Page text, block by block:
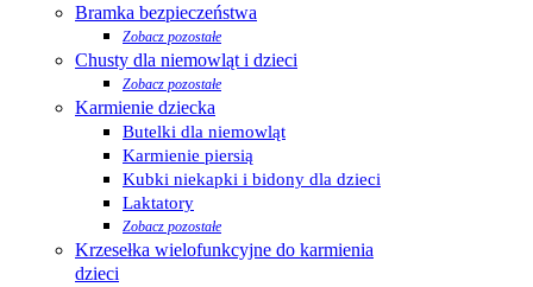
Bramka bezpieczeństwa
Zobacz pozostałe
Chusty dla niemowląt i dzieci
Zobacz pozostałe
Karmienie dziecka
Butelki dla niemowląt
Karmienie piersią
Kubki niekapki i bidony dla dzieci
Laktatory
Zobacz pozostałe
Krzesełka wielofunkcyjne do karmienia
dzieci